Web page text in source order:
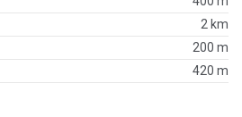
2 km
200 m
420 m